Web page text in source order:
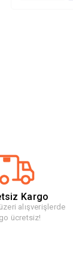
Kargo
alışverişlerde
ücretsiz!